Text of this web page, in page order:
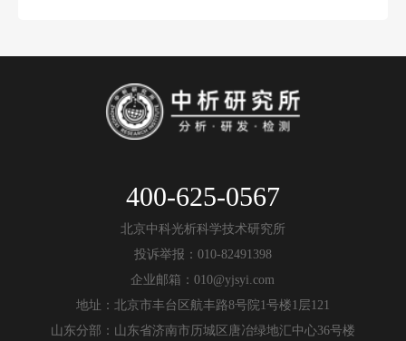
400-625-0567
北京中科光析科学技术研究所
投诉举报：010-82491398
企业邮箱：010@yjsyi.com
地址：北京市丰台区航丰路8号院1号楼1层121
山东分部：山东省济南市历城区唐冶绿地汇中心36号楼